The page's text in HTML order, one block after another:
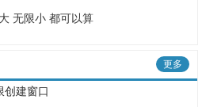
无限小 都可以算
更多
创建窗口